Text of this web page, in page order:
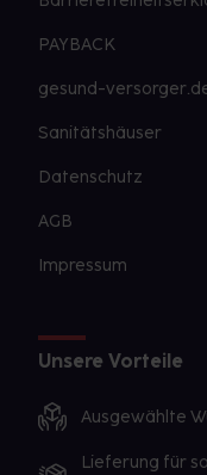
PAYBACK
gesund-
Sanitätshäuser
Datenschutz
AGB
Impressum
Unsere Vorteile
Ausgewählte
Lieferung für